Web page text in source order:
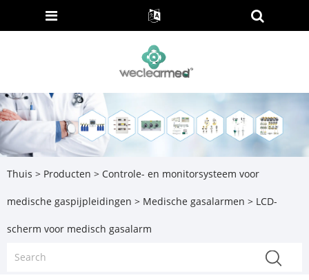
Thuis > Producten > Controle- en monitorsysteem voor
medische gaspijpleidingen > Medische gasalarmen > LCD-
scherm voor medisch gasalarm